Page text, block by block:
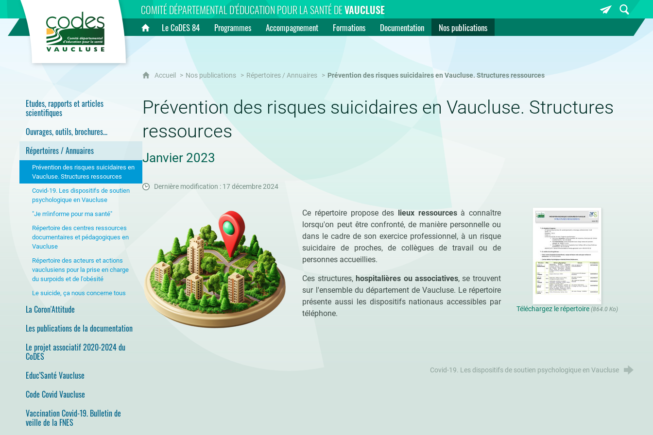
COMITÉ DÉPARTEMENTAL D’ÉDUCATION POUR LA SANTÉ DEVAUCLUSE
Accueil
Le CoDES 84 Programmes Accompagnement Formations Documentation Nos publications
Etudes, rapports et articles
scientifiques
Ouvrages, outils, brochures...
Répertoires / Annuaires
Prévention des risques suicidaires en
Vaucluse. Structures ressources
Covid-19. Les dispositifs de soutien
psychologique en Vaucluse
"Je m'informe pour ma santé"
Répertoire des centres ressources
documentaires et pédagogiques en
Vaucluse
Répertoire des acteurs et actions
vauclusiens pour la prise en charge
du surpoids et de l'obésité
Le suicide, ça nous concerne tous
La Coron'Attitude
Les publications de la documentation
Le projet associatif 2020-2024 du
CoDES
Educ'Santé Vaucluse
Code Covid Vaucluse
Vaccination Covid-19. Bulletin de
veille de la FNES
Accueil Nos publications Répertoires / Annuaires Prévention des risques suicidaires en Vaucluse. Structures ressources
Prévention des risques suicidaires en Vaucluse. Structures
ressources
Janvier 2023
Dernière modification : 17 décembre 2024
Ce répertoire propose des lieux ressourcesà connaître
lorsqu'on peut être confronté, de manière personnelle ou
dans le cadre de son exercice professionnel, à un risque
suicidaire de proches, de collègues de travail ou de
personnes accueillies.
Ces structures,hospitalières ou associatives, se trouvent
sur l'ensemble du département de Vaucluse. Le répertoire
présente aussi les dispositifs nationaus accessibles par
téléphone.
Téléchargez le répertoire (864.0 Ko)
Covid-19. Les dispositifs de soutien psychologique en Vaucluse